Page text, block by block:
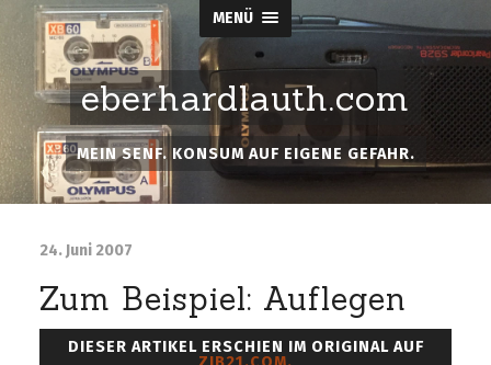
MENÜ
eberhardlauth.com
MEIN SENF. KONSUM AUF EIGENE GEFAHR.
24. Juni 2007
Zum Beispiel: Auflegen
DIESER ARTIKEL ERSCHIEN IM ORIGINAL AUF